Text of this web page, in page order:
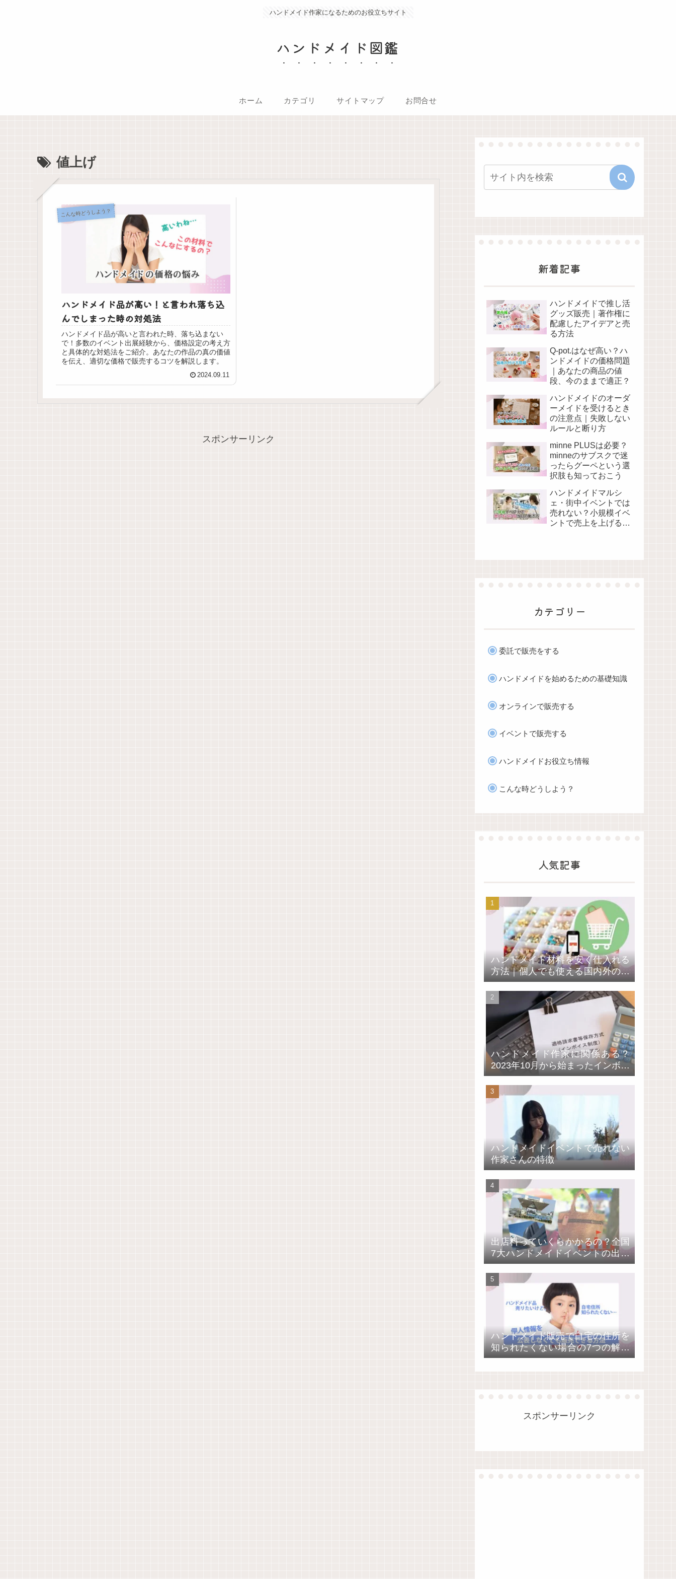
ハンドメイド作家になるためのお役立ちサイト
ハンドメイド図鑑
ホーム カテゴリ サイトマップ お問合せ
値上げ
こんな時どうしよう？
ハンドメイド品が高い！と言われ落ち込
んでしまった時の対処法
ハンドメイド品が高いと言われた時、落ち込まない
で！多数のイベント出展経験から、価格設定の考え方
と具体的な対処法をご紹介。あなたの作品の真の価値
を伝え、適切な価格で販売するコツを解説します。
2024.09.11
スポンサーリンク
新着記事
ハンドメイドで推し活
グッズ販売｜著作権に
配慮したアイデアと売
る方法
Q-pot.はなぜ高い？ハ
ンドメイドの価格問題
｜あなたの商品の値
段、今のままで適正？
ハンドメイドのオーダ
ーメイドを受けるとき
の注意点｜失敗しない
ルールと断り方
minne PLUSは必要？
minneのサブスクで迷
ったらグーペという選
択肢も知っておこう
ハンドメイドマルシ
ェ・街中イベントでは
売れない？小規模イベ
ントで売上を上げる当
カテゴリー
委託で販売をする
ハンドメイドを始めるための基礎知識
オンラインで販売する
イベントで販売する
ハンドメイドお役立ち情報
こんな時どうしよう？
人気記事
ハンドメイド材料を安く仕入れる
方法｜個人でも使える国内外の卸
通販サイト4選
ハンドメイド作家に関係ある？
2023年10月から始まったインボイ
ス制度
ハンドメイドイベントで売れない
作家さんの特徴
出店料っていくらかかるの？全国
7大ハンドメイドイベントの出店
費用を比較
ハンドメイド販売で自宅の住所を
知られたくない場合の7つの解決
法
スポンサーリンク